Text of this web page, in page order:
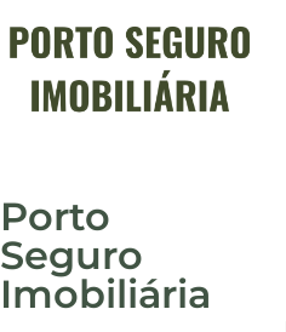
Porto
Seguro
Imobiliária